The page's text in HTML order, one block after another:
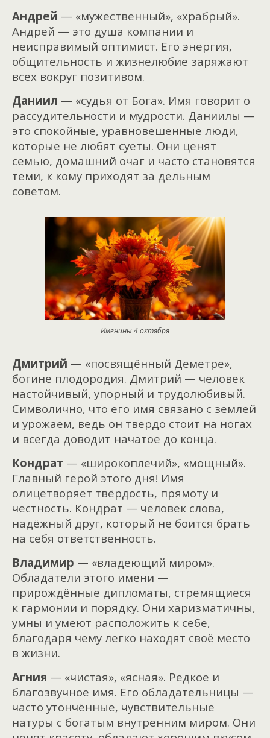
Андрей — «мужественный», «храбрый».
Андрей — это душа компании и
неисправимый оптимист. Его энергия,
общительность и жизнелюбие заряжают
всех вокруг позитивом.
Даниил — «судья от Бога». Имя говорит о
рассудительности и мудрости. Даниилы —
это спокойные, уравновешенные люди,
которые не любят суеты. Они ценят
семью, домашний очаг и часто становятся
теми, к кому приходят за дельным
советом.
Именины 4 октября
Дмитрий — «посвящённый Деметре»,
богине плодородия. Дмитрий — человек
настойчивый, упорный и трудолюбивый.
Символично, что его имя связано с землей
и урожаем, ведь он твердо стоит на ногах
и всегда доводит начатое до конца.
Кондрат — «широкоплечий», «мощный».
Главный герой этого дня! Имя
олицетворяет твёрдость, прямоту и
честность. Кондрат — человек слова,
надёжный друг, который не боится брать
на себя ответственность.
Владимир — «владеющий миром».
Обладатели этого имени —
прирождённые дипломаты, стремящиеся
к гармонии и порядку. Они харизматичны,
умны и умеют расположить к себе,
благодаря чему легко находят своё место
в жизни.
Агния — «чистая», «ясная». Редкое и
благозвучное имя. Его обладательницы —
часто утончённые, чувствительные
натуры с богатым внутренним миром. Они